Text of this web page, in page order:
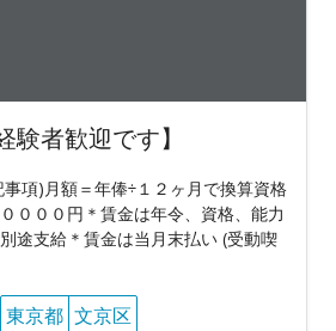
験者歓迎です】
項)月額＝年俸÷１２ヶ月で換算資格
０００円＊賃金は年令、資格、能力
途支給＊賃金は当月末払い (受動喫
東京都 文京区